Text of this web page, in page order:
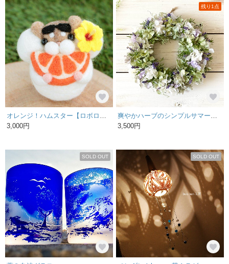
3,000円
残り1点
3,500円
SOLD OUT SOLD OUT